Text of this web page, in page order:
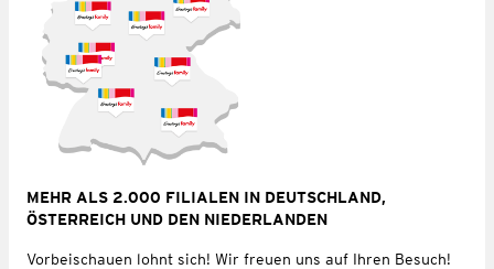
MEHR ALS 2.000 FILIALEN IN DEUTSCHLAND,
ÖSTERREICH UND DEN NIEDERLANDEN
Vorbeischauen lohnt sich! Wir freuen uns auf Ihren Besuch!